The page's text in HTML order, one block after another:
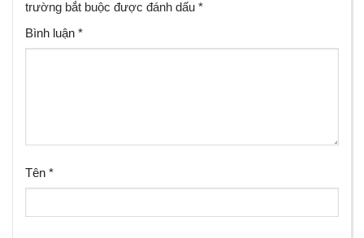
trường bắt buộc được đánh dấu *
Bình luận *
Tên *